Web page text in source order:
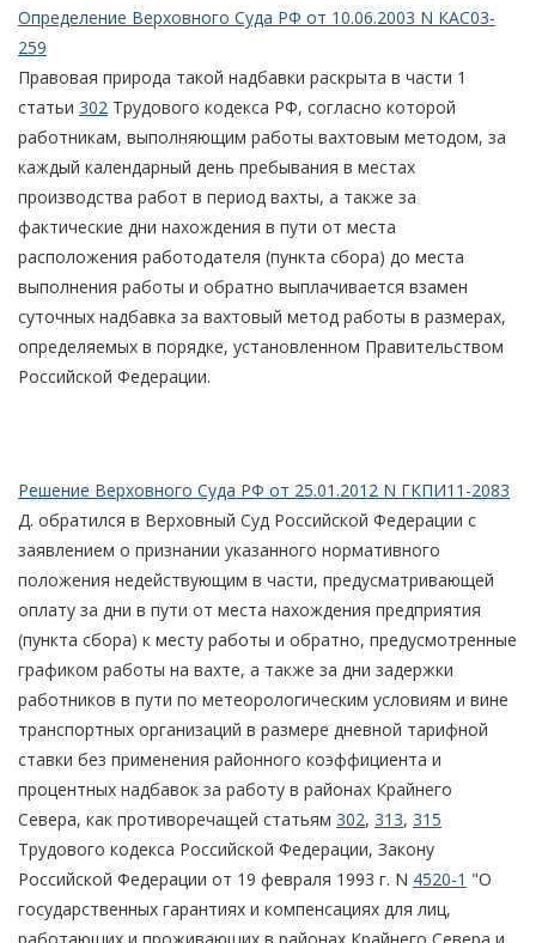
Определение Верховного Суда РФ от 10.06.2003 N КАС03-
259
Правовая природа такой надбавки раскрыта в части 1
статьи 302 Трудового кодекса РФ, согласно которой
работникам, выполняющим работы вахтовым методом, за
каждый календарный день пребывания в местах
производства работ в период вахты, а также за
фактические дни нахождения в пути от места
расположения работодателя (пункта сбора) до места
выполнения работы и обратно выплачивается взамен
суточных надбавка за вахтовый метод работы в размерах,
определяемых в порядке, установленном Правительством
Российской Федерации.
Решение Верховного Суда РФ от 25.01.2012 N ГКПИ11-2083
Д. обратился в Верховный Суд Российской Федерации с
заявлением о признании указанного нормативного
положения недействующим в части, предусматривающей
оплату за дни в пути от места нахождения предприятия
(пункта сбора) к месту работы и обратно, предусмотренные
графиком работы на вахте, а также за дни задержки
работников в пути по метеорологическим условиям и вине
транспортных организаций в размере дневной тарифной
ставки без применения районного коэффициента и
процентных надбавок за работу в районах Крайнего
Севера, как противоречащей статьям 302, 313, 315
Трудового кодекса Российской Федерации, Закону
Российской Федерации от 19 февраля 1993 г. N 4520-1 "О
государственных гарантиях и компенсациях для лиц,
работающих и проживающих в районах Крайнего Севера и